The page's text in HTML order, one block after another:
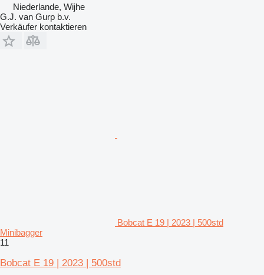
Niederlande, Wijhe
G.J. van Gurp b.v.
Verkäufer kontaktieren
Bobcat E 19 | 2023 | 500std
Minibagger
11
Bobcat E 19 | 2023 | 500std